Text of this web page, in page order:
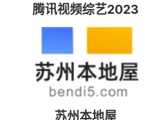
腾讯视频综艺2023
苏州本地屋